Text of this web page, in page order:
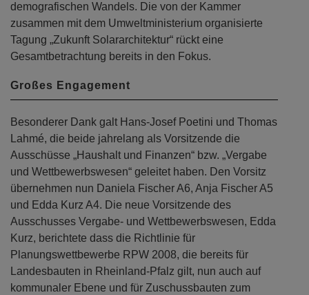
demografischen Wandels. Die von der Kammer
zusammen mit dem Umweltministerium organisierte
Tagung „Zukunft Solararchitektur“ rückt eine
Gesamtbetrachtung bereits in den Fokus.
Großes Engagement
Besonderer Dank galt Hans-Josef Poetini und Thomas
Lahmé, die beide jahrelang als Vorsitzende die
Ausschüsse „Haushalt und Finanzen“ bzw. „Vergabe
und Wettbewerbswesen“ geleitet haben. Den Vorsitz
übernehmen nun Daniela Fischer A6, Anja Fischer A5
und Edda Kurz A4. Die neue Vorsitzende des
Ausschusses Vergabe- und Wettbewerbswesen, Edda
Kurz, berichtete dass die Richtlinie für
Planungswettbewerbe RPW 2008, die bereits für
Landesbauten in Rheinland-Pfalz gilt, nun auch auf
kommunaler Ebene und für Zuschussbauten zum